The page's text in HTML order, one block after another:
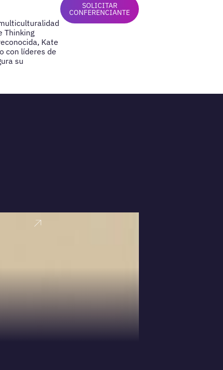
Thinking
Kate
con líderes de
su
SOLICITAR
CONFERENCIANTE